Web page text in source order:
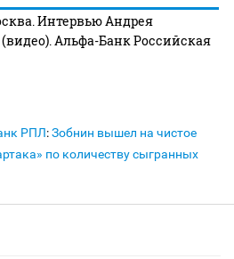
Интервью Андрея
Альфа-Банк Российская
РПЛ:Зобнин вышел на чистое
по количеству сыгранных